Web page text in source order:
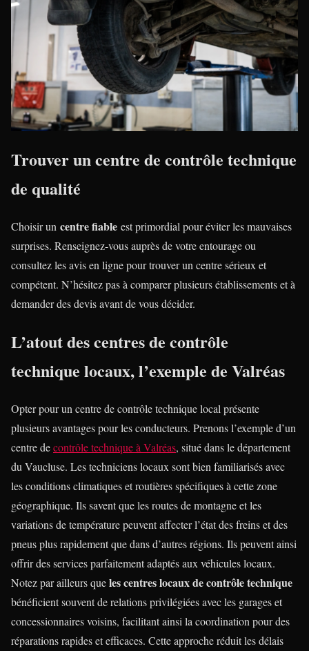
Trouver un centre de contrôle technique
de qualité
Choisir un centre fiable est primordial pour éviter les mauvaises
surprises. Renseignez-vous auprès de votre entourage ou
consultez les avis en ligne pour trouver un centre sérieux et
compétent. N’hésitez pas à comparer plusieurs établissements et à
demander des devis avant de vous décider.
L’atout des centres de contrôle
technique locaux, l’exemple de Valréas
Opter pour un centre de contrôle technique local présente
plusieurs avantages pour les conducteurs. Prenons l’exemple d’un
centre decontrôle technique à Valréas, situé dans le département
du Vaucluse. Les techniciens locaux sont bien familiarisés avec
les conditions climatiques et routières spécifiques à cette zone
géographique. Ils savent que les routes de montagne et les
variations de température peuvent affecter l’état des freins et des
pneus plus rapidement que dans d’autres régions. Ils peuvent ainsi
offrir des services parfaitement adaptés aux véhicules locaux.
Notez par ailleurs queles centres locaux de contrôle technique
bénéficient souvent de relations privilégiées avec les garages et
concessionnaires voisins, facilitant ainsi la coordination pour des
réparations rapides et efficaces. Cette approche réduit les délais